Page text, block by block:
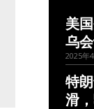
美
乌
2025年
特
滑